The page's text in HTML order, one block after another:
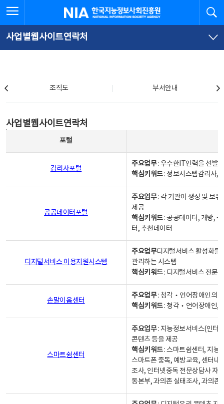
문
로
가
체
뉴
바
가
한국지능정보사회진흥원
사업별웹사이트연락처
조직도 부서안내
사업별웹사이트연락처
포털
감리사포털
주요업무: 우수한IT인력을 선발
핵심키워드: 정보시스템감리사,
공공데이터포털
주요업무: 각 기관이 생성 및 보
제공
핵심키워드: 공공데이터, 개방,
터, 추천데이터
디지털서비스 이용지원시스템
주요업무디지털서비스 활성화를
관리하는 시스템
핵심키워드: 디지털서비스 전문
손말이음센터
주요업무: 청각‧언어장애인의
핵심키워드: 청각‧언어장애인,
스마트쉼센터
주요업무: 지능정보서비스(인터
콘텐츠 등을 제공
핵심키워드: 스마트쉼센터, 지능
스마트폰 중독, 예방교육, 센터내
조사, 인터넷중독 전문상담사 자
동본부, 과의존 실태조사, 과의존